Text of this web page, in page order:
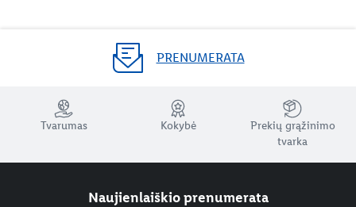
PRENUMERATA
Tvarumas Kokybė
Prekių grąžinimo
tvarka
Naujienlaiškio prenumerata